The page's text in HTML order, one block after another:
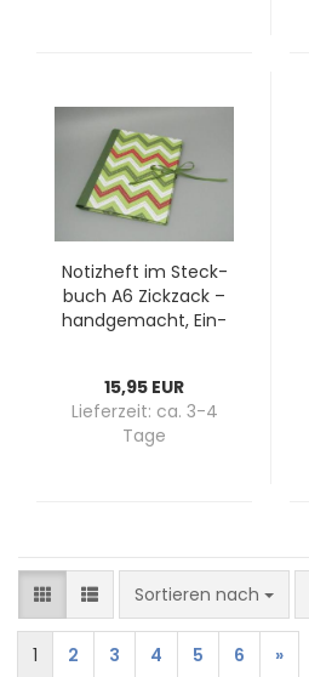
No­tiz­heft im Steck­
buch A6 Zick­zack –
hand­ge­macht, Ein­
15,95 EUR
Lieferzeit: ca. 3-4
Tage
Sortieren nach
Sortieren nach
1 2 3 4 5 6 »